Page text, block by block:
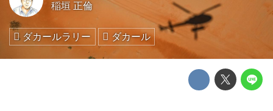
稲垣 正倫
ダカールラリー ダカール